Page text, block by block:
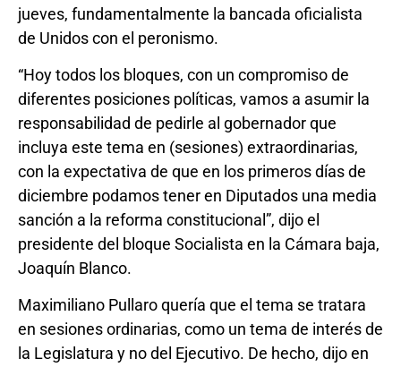
jueves, fundamentalmente la bancada oficialista
de Unidos con el peronismo.
“Hoy todos los bloques, con un compromiso de
diferentes posiciones políticas, vamos a asumir la
responsabilidad de pedirle al gobernador que
incluya este tema en (sesiones) extraordinarias,
con la expectativa de que en los primeros días de
diciembre podamos tener en Diputados una media
sanción a la reforma constitucional”, dijo el
presidente del bloque Socialista en la Cámara baja,
Joaquín Blanco.
Maximiliano Pullaro quería que el tema se tratara
en sesiones ordinarias, como un tema de interés de
la Legislatura y no del Ejecutivo. De hecho, dijo en